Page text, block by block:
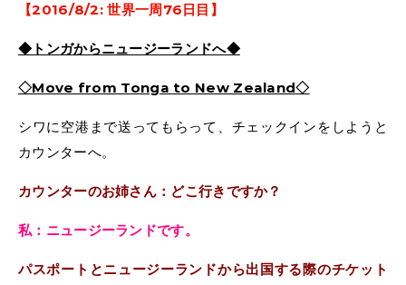
【2016/8/2: 世界一周76日目】
◆トンガからニュージーランドへ◆
◇Move from Tonga to New Zealand◇
シワに空港まで送ってもらって、チェックインをしようと
カウンターへ。
カウンターのお姉さん：どこ行きですか？
私：ニュージーランドです。
パスポートとニュージーランドから出国する際のチケット